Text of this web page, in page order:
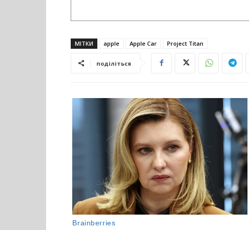
МІТКИ apple Apple Car Project Titan
поділіться